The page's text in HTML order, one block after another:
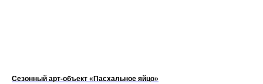
Сезонный арт-объект «Пасхальное яйцо»